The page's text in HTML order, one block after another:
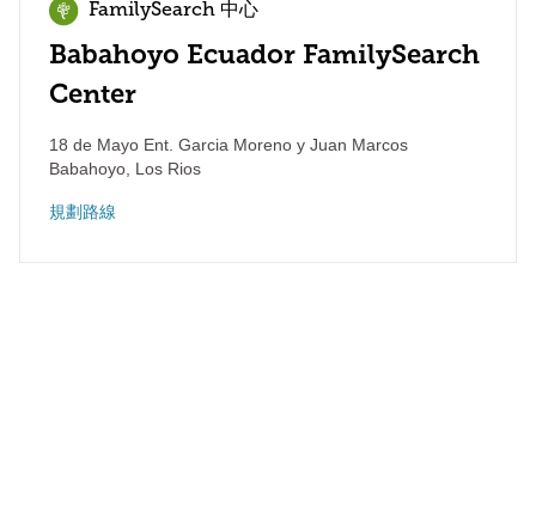
FamilySearch 中心
Babahoyo Ecuador FamilySearch
Center
18 de Mayo Ent. Garcia Moreno y Juan Marcos
Babahoyo Los Rios
規劃路線